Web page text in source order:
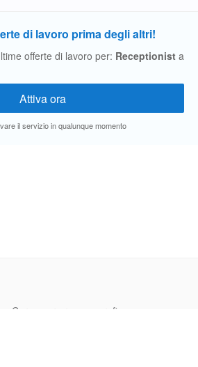
di lavoro prima degli altri!
offerte di lavoro per: Receptionist a
il servizio in qualunque momento
Cerca per area geografica